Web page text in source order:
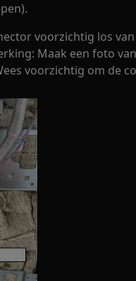
voorzichtig los
Maak een foto
voorzichtig om de